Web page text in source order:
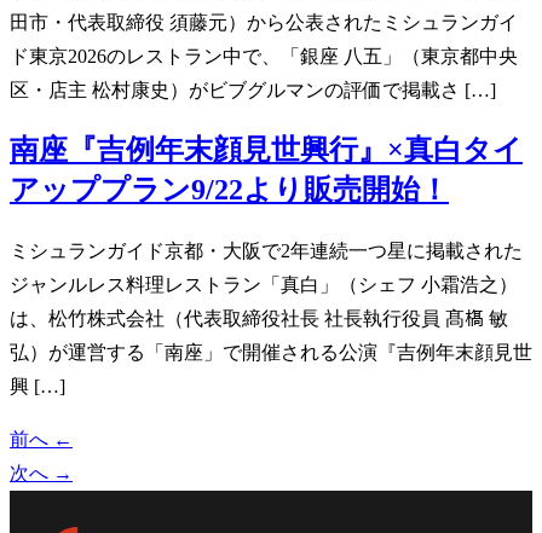
田市・代表取締役 須藤元）から公表されたミシュランガイ
ド東京2026のレストラン中で、「銀座 八五」（東京都中央
区・店主 松村康史）がビブグルマンの評価で掲載さ […]
南座『吉例年末顔見世興行』×真白タイ
アッププラン9/22より販売開始！
ミシュランガイド京都・大阪で2年連続一つ星に掲載された
ジャンルレス料理レストラン「真白」（シェフ 小霜浩之）
は、松竹株式会社（代表取締役社長 社長執行役員 髙𣘺 敏
弘）が運営する「南座」で開催される公演『吉例年末顔見世
興 […]
前へ ←
次へ →